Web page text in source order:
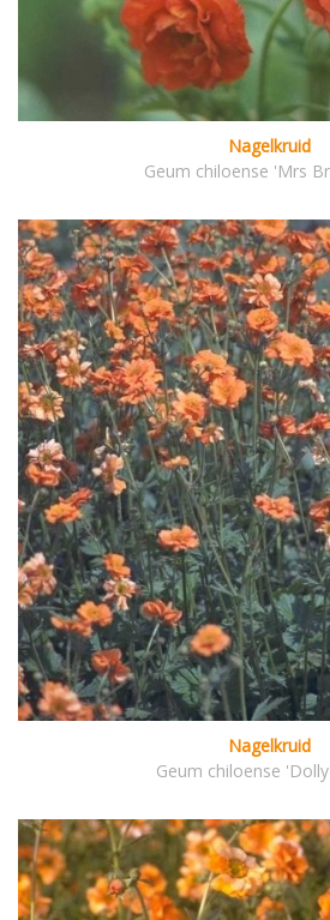
Nagelkruid
Geum chiloense 'Mrs
Nagelkruid
Geum chiloense